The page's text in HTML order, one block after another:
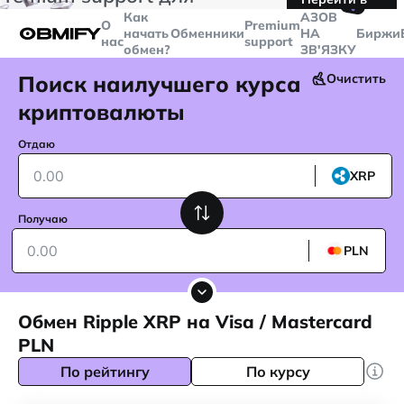
больше
$5000
Telegram
О
нас
Как
начать
обмен?
ОбменникиPremium
support
🤙
AЗОВ
НА
ЗВ'ЯЗКУ
Биржи
Поиск наилучшего курса
криптовалюты
Очистить
Отдаю
XRP
Получаю
PLN
Обмен Ripple XRP на Visa / Mastercard
PLN
По рейтингу По курсу